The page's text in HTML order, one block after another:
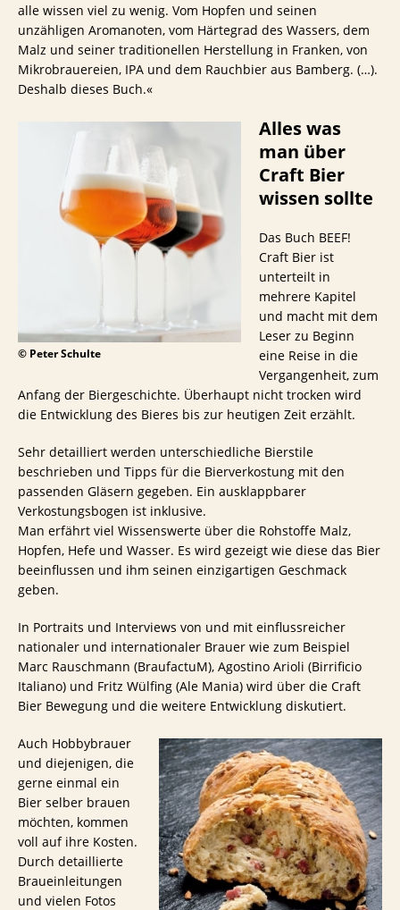
alle wissen viel zu wenig. Vom Hopfen und seinen
unzähligen Aromanoten, vom Härtegrad des Wassers, dem
Malz und seiner traditionellen Herstellung in Franken, von
Mikrobrauereien, IPA und dem Rauchbier aus Bamberg. (…).
Deshalb dieses Buch.«
© Peter Schulte
Alles was
man über
Craft Bier
wissen sollte
Das Buch BEEF!
Craft Bier ist
unterteilt in
mehrere Kapitel
und macht mit dem
Leser zu Beginn
eine Reise in die
Vergangenheit, zum
Anfang der Biergeschichte. Überhaupt nicht trocken wird
die Entwicklung des Bieres bis zur heutigen Zeit erzählt.
Sehr detailliert werden unterschiedliche Bierstile
beschrieben und Tipps für die Bierverkostung mit den
passenden Gläsern gegeben. Ein ausklappbarer
Verkostungsbogen ist inklusive.
Man erfährt viel Wissenswerte über die Rohstoffe Malz,
Hopfen, Hefe und Wasser. Es wird gezeigt wie diese das Bier
beeinflussen und ihm seinen einzigartigen Geschmack
geben.
In Portraits und Interviews von und mit einflussreicher
nationaler und internationaler Brauer wie zum Beispiel
Marc Rauschmann (BraufactuM), Agostino Arioli (Birrificio
Italiano) und Fritz Wülfing (Ale Mania) wird über die Craft
Bier Bewegung und die weitere Entwicklung diskutiert.
Auch Hobbybrauer
und diejenigen, die
gerne einmal ein
Bier selber brauen
möchten, kommen
voll auf ihre Kosten.
Durch detaillierte
Braueinleitungen
und vielen Fotos